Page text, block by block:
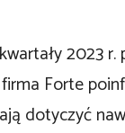
2023
Forte
dotyczyć